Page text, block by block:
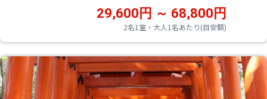
2名1室・大人1名あたり(目安額)
29,600円 ～ 68,800円